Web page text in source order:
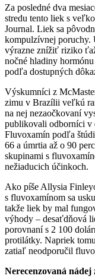
Za posledné dva
stredu tento liek s
Journal. Liek sa
kompulzívnej poruchy.
výrazne znížiť riziko
nočné hladiny
podľa dostupných
Výskumníci z
zimu v Brazílii veľkú
na nej nezaočkovaní
publikovali odborníci v
Fluvoxamín podľa
66 a úmrtia až o 90
skupinami s
nežiaducich účinkoch.
Ako píše Allysia
s fluvoxamínom sa
takže liek by mal
výhody – desaťdňová
porovnaní s 2 100
protilátky. Napriek
zatiaľ neodporučil
Nerecenzovaná nádej